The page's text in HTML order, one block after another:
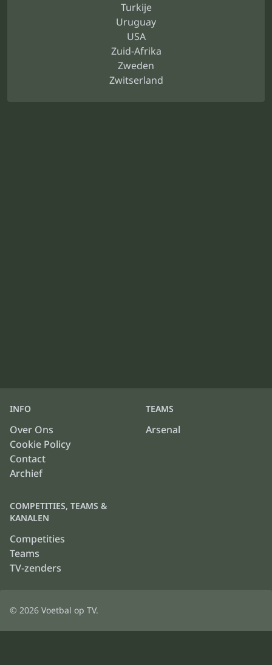
Turkije
Uruguay
USA
Zuid-Afrika
Zweden
Zwitserland
INFO
Over Ons
Cookie Policy
Contact
Archief
TEAMS
Arsenal
COMPETITIES, TEAMS &
KANALEN
Competities
Teams
TV-zenders
© 2026 Voetbal op TV.